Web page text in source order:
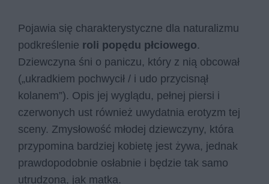
Pojawia się charakterystyczne dla naturalizmu
podkreślenie roli popędu płciowego.
Dziewczyna śni o paniczu, który z nią obcował
(„ukradkiem pochwycił / i udo przycisnął
kolanem”). Opis jej wyglądu, pełnej piersi i
czerwonych ust również uwydatnia erotyzm tej
sceny. Zmysłowość młodej dziewczyny, która
przypomina bardziej kobietę jest żywa, jednak
prawdopodobnie osłabnie i będzie tak samo
utrudzona, jak matka.